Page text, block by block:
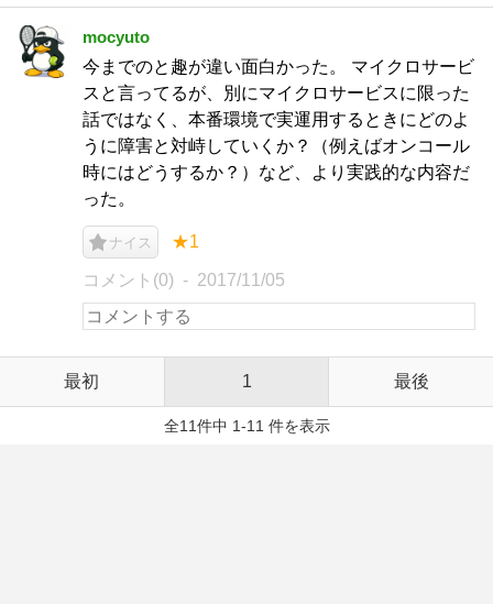
mocyuto
今までのと趣が違い面白かった。 マイクロサービ
スと言ってるが、別にマイクロサービスに限った
話ではなく、本番環境で実運用するときにどのよ
うに障害と対峙していくか？（例えばオンコール
時にはどうするか？）など、より実践的な内容だ
った。
ナイス ★1
コメント(0) 2017/11/05
最初 1 最後
全11件中 1-11 件を表示